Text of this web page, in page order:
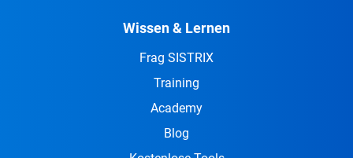
Wissen & Lernen
Frag SISTRIX
Training
Academy
Blog